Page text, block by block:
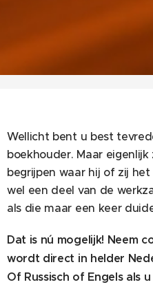
Wellicht bent u best
boekhouder. Maar
begrijpen waar hij of zij
wel een deel van de
als die maar een keer
Dat is nú mogelijk! Neem
wordt direct in helder
Of Russisch of Engels als